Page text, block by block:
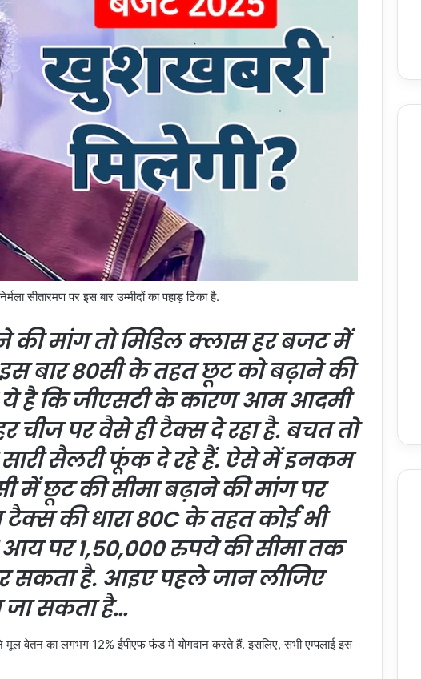
सीतारमण पर इस बार उम्मीदों का पहाड़ टिका है.
मांग तो मिडिल क्लास हर बजट में
बार 80सी के तहत छूट को बढ़ाने की
ये है कि जीएसटी के कारण आम आदमी
पर वैसे ही टैक्स दे रहा है. बचत तो
सारी सैलरी फूंक दे रहे हैं. ऐसे में इनकम
में छूट की सीमा बढ़ाने की मांग पर
की धारा 80C के तहत कोई भी
पर 1,50,000 रुपये की सीमा तक
सकता है. आइए पहले जान लीजिए
जा सकता है…
मूल वेतन का लगभग 12% ईपीएफ फंड में योगदान करते हैं. इसलिए, सभी एम्पलाई इस